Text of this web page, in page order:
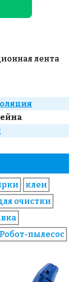
лента
клеи
очистки
Робот-пылесос